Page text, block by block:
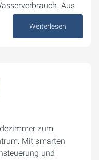
Aus
Weiterlesen
zum
Mit smarten
und